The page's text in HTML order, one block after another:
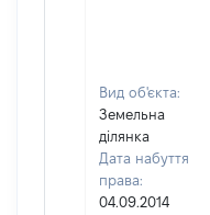
Вид об'єкта:
Земельна
ділянка
Дата набуття
права:
04.09.2014